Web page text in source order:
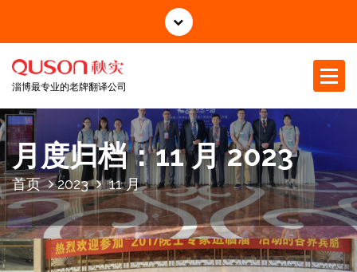
正
淄博最专业的老牌翻译公司
月度归档：11 月 2023
首页 2023 11 月